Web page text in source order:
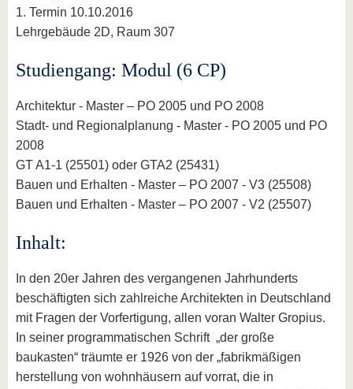
1. Termin 10.10.2016
Lehrgebäude 2D, Raum 307
Studiengang: Modul (6 CP)
Architektur - Master – PO 2005 und PO 2008
Stadt- und Regionalplanung - Master - PO 2005 und PO
2008
GT A1-1 (25501) oder GTA2 (25431)
Bauen und Erhalten - Master – PO 2007 - V3 (25508)
Bauen und Erhalten - Master – PO 2007 - V2 (25507)
Inhalt:
In den 20er Jahren des vergangenen Jahrhunderts
beschäftigten sich zahlreiche Architekten in Deutschland
mit Fragen der Vorfertigung, allen voran Walter Gropius.
In seiner programmatischen Schrift „der große
baukasten“ träumte er 1926 von der „fabrikmäßigen
herstellung von wohnhäusern auf vorrat, die in